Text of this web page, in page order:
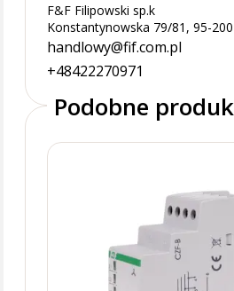
F&F Filipowski sp.k
Konstantynowska 79/81, 95-
handlowy@fif.com.pl
+48422270971
Podobne